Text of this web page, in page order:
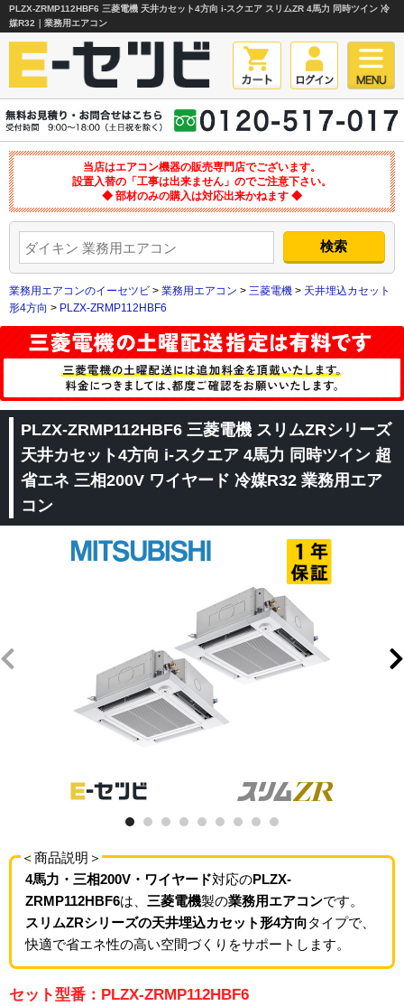
PLZX-ZRMP112HBF6 三菱電機 天井カセット4方向 i-スクエア スリムZR 4馬力 同時ツイン 冷
媒R32｜業務用エアコン
当店はエアコン機器の販売専門店でございます。
設置入替の「工事は出来ません」のでご注意下さい。
◆ 部材のみの購入は対応出来かねます ◆
業務用エアコンのイーセツビ > 業務用エアコン > 三菱電機 > 天井埋込カセット
形4方向 > PLZX-ZRMP112HBF6
PLZX-ZRMP112HBF6 三菱電機 スリムZRシリーズ
天井カセット4方向 i-スクエア 4馬力 同時ツイン 超
省エネ 三相200V ワイヤード 冷媒R32 業務用エア
コン
＜商品説明＞
4馬力・三相200V・ワイヤード対応のPLZX-
ZRMP112HBF6は、 三菱電機製の業務用エアコンです。
スリムZRシリーズの天井埋込カセット形4方向タイプで、
快適で省エネ性の高い空間づくりをサポートします。
セット型番：PLZX-ZRMP112HBF6